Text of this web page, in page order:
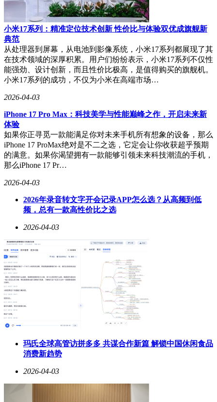
小米17系列：精准定位技术创新 性价比与体验双优成旗舰新
典范
从处理器到屏幕，从电池到影像系统，小米17系列都展现了其
在技术领域的深厚积累。用户们纷纷表示，小米17系列不仅性
能强劲、设计创新，而且性价比极高，是值得购买的旗舰机。
小米17系列的成功，不仅为小米在高端市场…
2026-04-03
iPhone 17 Pro Max：科技美学与性能巅峰之作，开启未来新
体验
如果你正寻觅一款能满足你对未来手机所有想象的设备，那么
iPhone 17 ProMax绝对是不二之选，它定会让你收获超乎预期
的满意。如果你渴望拥有一款能够引领未来科技潮流的手机，
那么iPhone 17 Pr…
2026-04-03
2026年录音转文字开会记录APP怎么选？从高频到低
频，总有一款高性价比之选
2026-04-03
玛氏全球高管访拼多多 共谋合作新篇 解锁中国休闲食品
消费新趋势
2026-04-03